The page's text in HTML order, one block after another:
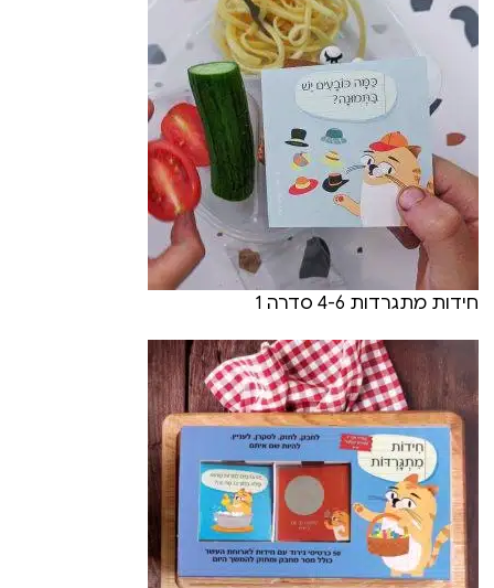
חידות מתגרדות 4-6 סדרה 1